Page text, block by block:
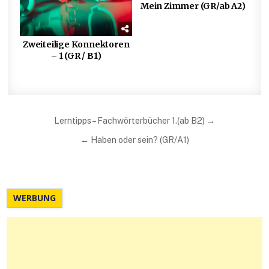
Zweiteilige Konnektoren
– 1 (GR / B1)
Mein Zimmer (GR/ab A2)
Beitragsnavigation
Lerntipps – Fachwörterbücher 1.(ab B2) →
← Haben oder sein? (GR/A1)
WERBUNG